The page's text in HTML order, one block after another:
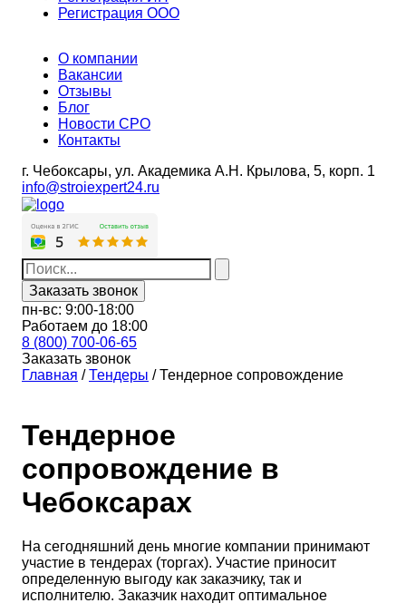
Регистрация ООО
О компании
Вакансии
Отзывы
Блог
Новости СРО
Контакты
г. Чебоксары, ул. Академика А.Н. Крылова, 5, корп. 1
info@stroiexpert24.ru
Заказать звонок
пн-вс: 9:00-18:00
Работаем до 18:00
8 (800) 700-06-65
Заказать звонок
Главная / Тендеры / Тендерное сопровождение
Тендерное
сопровождение в
Чебоксарах
На сегодняшний день многие компании принимают
участие в тендерах (торгах). Участие приносит
определенную выгоду как заказчику, так и
исполнителю. Заказчик находит оптимальное